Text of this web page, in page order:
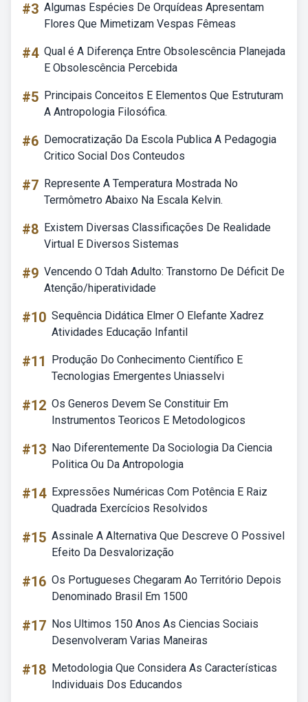
#3 Algumas Espécies De Orquídeas Apresentam
Flores Que Mimetizam Vespas Fêmeas
#4 Qual é A Diferença Entre Obsolescência Planejada
E Obsolescência Percebida
#5 Principais Conceitos E Elementos Que Estruturam
A Antropologia Filosófica.
#6 Democratização Da Escola Publica A Pedagogia
Critico Social Dos Conteudos
#7 Represente A Temperatura Mostrada No
Termômetro Abaixo Na Escala Kelvin.
#8 Existem Diversas Classificações De Realidade
Virtual E Diversos Sistemas
#9 Vencendo O Tdah Adulto: Transtorno De Déficit De
Atenção/hiperatividade
#10 Sequência Didática Elmer O Elefante Xadrez
Atividades Educação Infantil
#11
Produção Do Conhecimento Científico E
Tecnologias Emergentes Uniasselvi
#12 Os Generos Devem Se Constituir Em
Instrumentos Teoricos E Metodologicos
#13 Nao Diferentemente Da Sociologia Da Ciencia
Politica Ou Da Antropologia
#14 Expressões Numéricas Com Potência E Raiz
Quadrada Exercícios Resolvidos
#15 Assinale A Alternativa Que Descreve O Possivel
Efeito Da Desvalorização
#16 Os Portugueses Chegaram Ao Território Depois
Denominado Brasil Em 1500
#17 Nos Ultimos 150 Anos As Ciencias Sociais
Desenvolveram Varias Maneiras
#18 Metodologia Que Considera As Características
Individuais Dos Educandos